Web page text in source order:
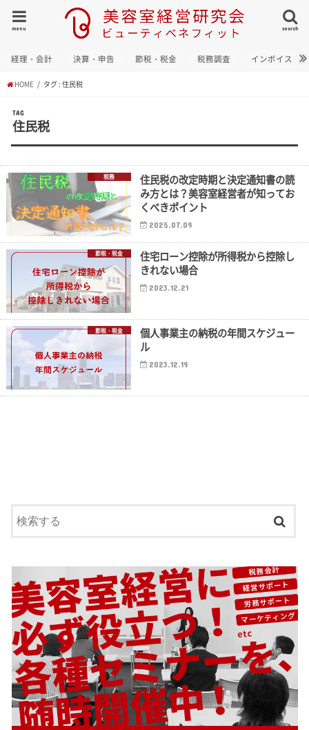
search
menu
経理・会計 決算・申告 節税・税金 税務調査 インボイス
HOME タグ : 住民税
TAG
住民税
税務
住民税の改定時期と決定通知書の読
み方とは？美容室経営者が知ってお
くべきポイント
2025.07.09
節税・税金
住宅ローン控除が所得税から控除し
きれない場合
2023.12.21
節税・税金
個人事業主の納税の年間スケジュー
ル
2023.12.19